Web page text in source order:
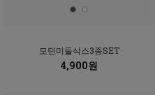
모던미들삭스3종SET
4,900원